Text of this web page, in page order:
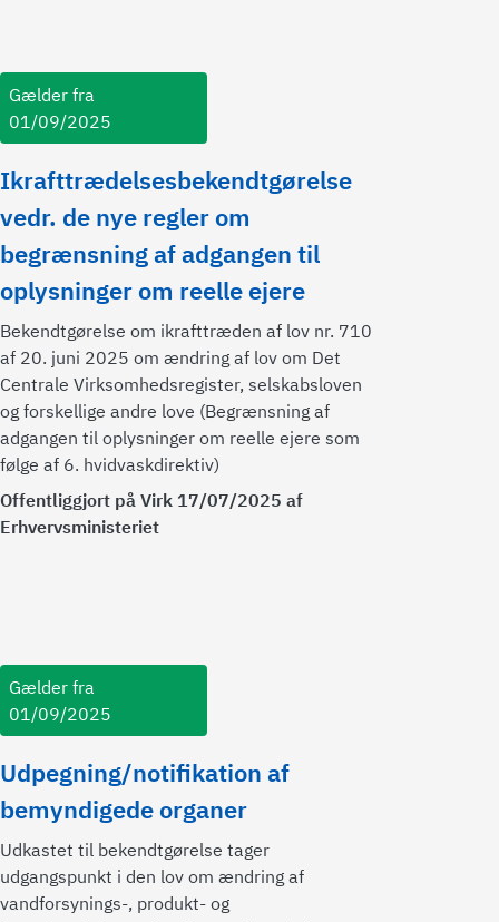
Gælder fra
01/09/2025
Ikrafttrædelsesbekendtgørelse
vedr. de nye regler om
begrænsning af adgangen til
oplysninger om reelle ejere
Bekendtgørelse om ikrafttræden af lov nr. 710
af 20. juni 2025 om ændring af lov om Det
Centrale Virksomhedsregister, selskabsloven
og forskellige andre love (Begrænsning af
adgangen til oplysninger om reelle ejere som
følge af 6. hvidvaskdirektiv)
Offentliggjort på Virk 17/07/2025 af
Erhvervsministeriet
Gælder fra
01/09/2025
Udpegning/notifikation af
bemyndigede organer
Udkastet til bekendtgørelse tager
udgangspunkt i den lov om ændring af
vandforsynings-, produkt- og